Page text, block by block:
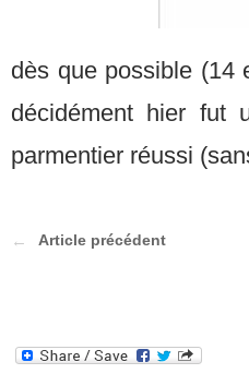
dès que possible (14
décidément hier fut
parmentier réussi
Article précédent